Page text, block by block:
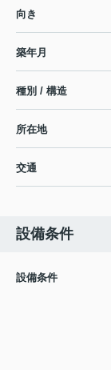
向き
築年月
種別 / 構造
所在地
交通
設備条件
設備条件